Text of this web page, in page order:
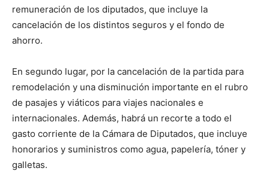
remuneración de los diputados, que incluye la
cancelación de los distintos seguros y el fondo de
ahorro.
En segundo lugar, por la cancelación de la partida para
remodelación y una disminución importante en el rubro
de pasajes y viáticos para viajes nacionales e
internacionales. Además, habrá un recorte a todo el
gasto corriente de la Cámara de Diputados, que incluye
honorarios y suministros como agua, papelería, tóner y
galletas.